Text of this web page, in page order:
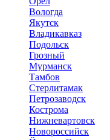
Вологда
Якутск
Владикавказ
Подольск
Грозный
Мурманск
Тамбов
Стерлитамак
Петрозаводск
Кострома
Нижневартовск
Новороссийск